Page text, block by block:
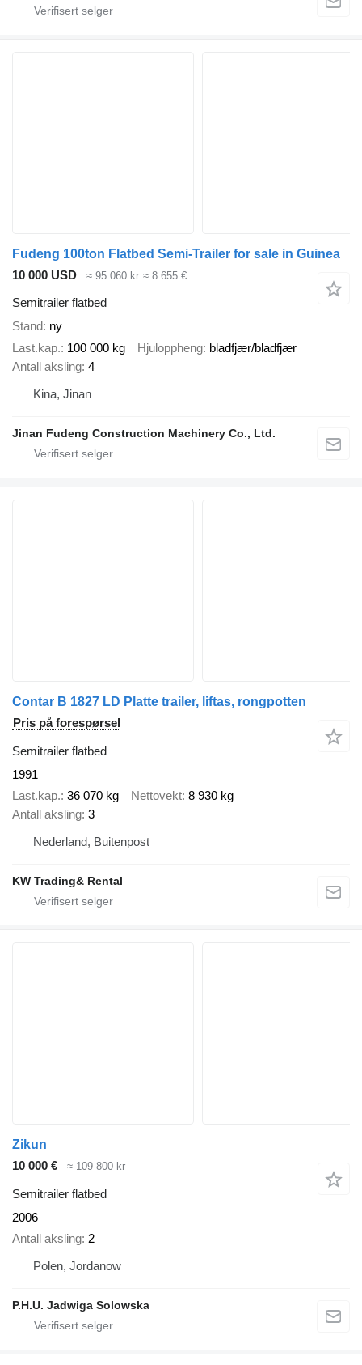
Fudeng 100ton Flatbed Semi-Trailer for sale in Guinea
10 000 USD
≈ 95 060 kr ≈ 8 655 €
Semitrailer flatbed
Stand ny
Last.kap. 100 000 kg Hjuloppheng bladfjær/bladfjær
Antall aksling 4
Kina, Jinan
Jinan Fudeng Construction Machinery Co., Ltd.
Contar B 1827 LD Platte trailer, liftas, rongpotten
Pris på forespørsel
Semitrailer flatbed
1991
Last.kap. 36 070 kg Nettovekt 8 930 kg
Antall aksling 3
Nederland, Buitenpost
KW Trading& Rental
Zikun
10 000 €
≈ 109 800 kr
Semitrailer flatbed
2006
Antall aksling 2
Polen, Jordanow
P.H.U. Jadwiga Solowska